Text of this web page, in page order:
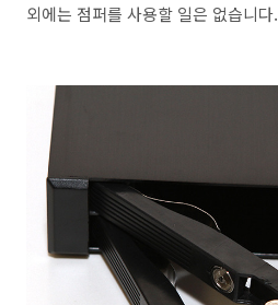
외에는 점퍼를 사용할 일은 없습니다.